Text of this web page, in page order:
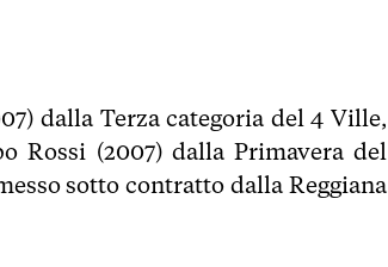
dalla Terza categoria del 4 Ville,
Rossi (2007) dalla Primavera del
sotto contratto dalla Reggiana